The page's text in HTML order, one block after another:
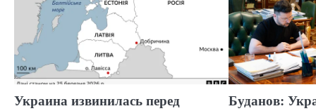
Украина извинилась перед Буданов: